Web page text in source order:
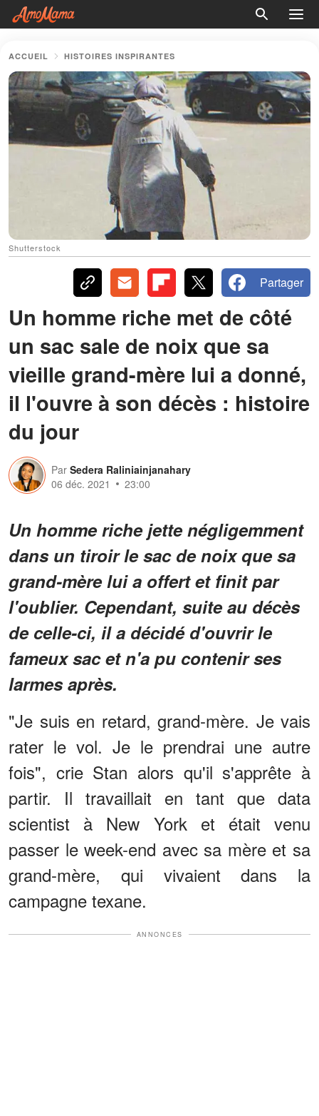
ACCUEIL HISTOIRES INSPIRANTES
Shutterstock
Partager
Un homme riche met de côté
un sac sale de noix que sa
vieille grand-mère lui a donné,
il l'ouvre à son décès : histoire
du jour
Par Sedera Raliniainjanahary
06 déc. 2021
23:00
Un homme riche jette négligemment
dans un tiroir le sac de noix que sa
grand-mère lui a offert et finit par
l'oublier. Cependant, suite au décès
de celle-ci, il a décidé d'ouvrir le
fameux sac et n'a pu contenir ses
larmes après.
"Je suis en retard, grand-mère. Je vais
rater le vol. Je le prendrai une autre
fois", crie Stan alors qu'il s'apprête à
partir. Il travaillait en tant que data
scientist à New York et était venu
passer le week-end avec sa mère et sa
grand-mère, qui vivaient dans la
campagne texane.
ANNONCES